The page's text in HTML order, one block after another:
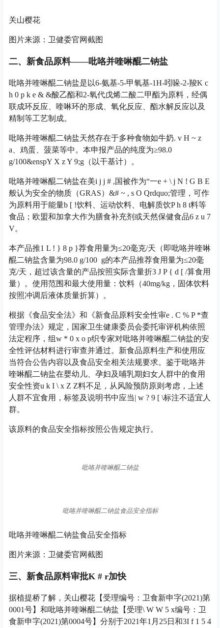
关山樱花
图片来源：卫健委官网截图
二、新食品原料——吡咯并喹啉醌二钠盐
吡咯并喹啉醌二钠盐是以6-氨基-5-甲氧基-1H-吲哚-2-羧K c
h 0 p k e & &酸乙酯和2-氧代戊烯二酸二甲酯为原料，经偶
联成环反应、喹啉环的形成、氧化反应、酯水解反应以及
精制等工艺制成。
吡咯并喹啉醌二钠盐天然存在于多种食物如牛奶. v H ~ z
a 、鸡蛋、菠菜等中。本申报产品的纯度为≥98.0
g/100&enspY X z Y 9;g（以干基计）。
吡咯并喹啉醌二钠盐在美i j j # ,国被作为“一e + \ j N ! G B E
般认为安全的物质（GRAS）&# ~ , s O Qrdquo;管理，可作
为原料用于能量b [ !饮料、运动饮料、电解质饮P h 8 t料等
食品；欧盟和加拿大作为膳食补充剂或天然保健食品6 z u 7
V。
本产品推1 L ! } 8 p }荐食用量为≤20毫克/天（即吡咯并喹啉
醌二钠盐含量为98.0 g/100 g的本产品推荐食用量为≤20毫
克/天，超过该含量的产品按照实际含量折3 J P { d [ /算食用
量）。使用范围和最大使用量：饮料（40mg/kg，固体饮料
按照冲调后液体质量折算）。
根据《食品安全法》和《新食品原料安全性审e . C % P *查
管理办法》规定，国家卫生健康委员会委托审评机构依照
法定程序，组w * 0 x o p织专家对吡咯并喹啉醌二钠盐的安
全性评估材料进行审查并通过。新食品原料生产和使用应
当符合公告内容以及食品安全相关法规要求。鉴于吡咯并
喹啉醌二钠盐在婴幼儿、孕妇及哺乳期妇女人群中的食用
安全性资u k I \ x Z Z料不足，从风险预防原则考虑，上述
人群不宜食用，标签及说明书中应当| w ? 9 [ \标注不适宜人
群。
该原料的食品安全指标按照公告规定执行。
吡咯并喹啉醌二钠盐
吡咯并喹啉醌二钠盐食品安全指标
吡咯并喹啉醌二钠盐食品安全指标
图片来源：卫健委官网截图
三、新食品原料审批K # r加快
据植提桥了解，关山樱花【受理编号：卫食新申字(2021)第
0001号】和吡咯并喹啉醌二钠盐【受理\ W W 5 x编号：卫
食新申字(2021)第0004号】分别于2021年1月25日和3I f 1 5 4